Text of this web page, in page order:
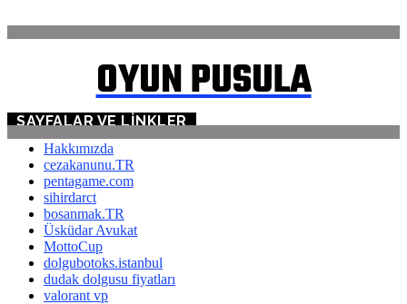
OYUN PUSULA
SAYFALAR VE LINKLER
Hakkımızda
cezakanunu.TR
pentagame.com
sihirdarct
bosanmak.TR
Üsküdar Avukat
MottoCup
dolgubotoks.istanbul
dudak dolgusu fiyatları
valorant vp